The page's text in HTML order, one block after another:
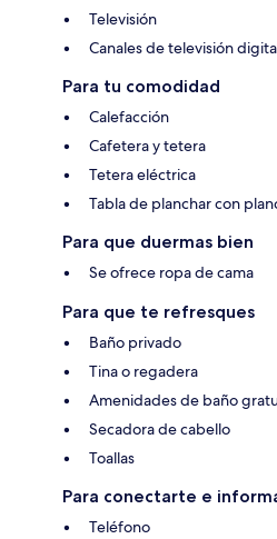
Televisión
Canales de televisión
Para tu comodidad
Calefacción
Cafetera y tetera
Tetera eléctrica
Tabla de planchar con
Para que duermas bien
Se ofrece ropa de cama
Para que te refresques
Baño privado
Tina o regadera
Amenidades de baño
Secadora de cabello
Toallas
Para conectarte e
Teléfono